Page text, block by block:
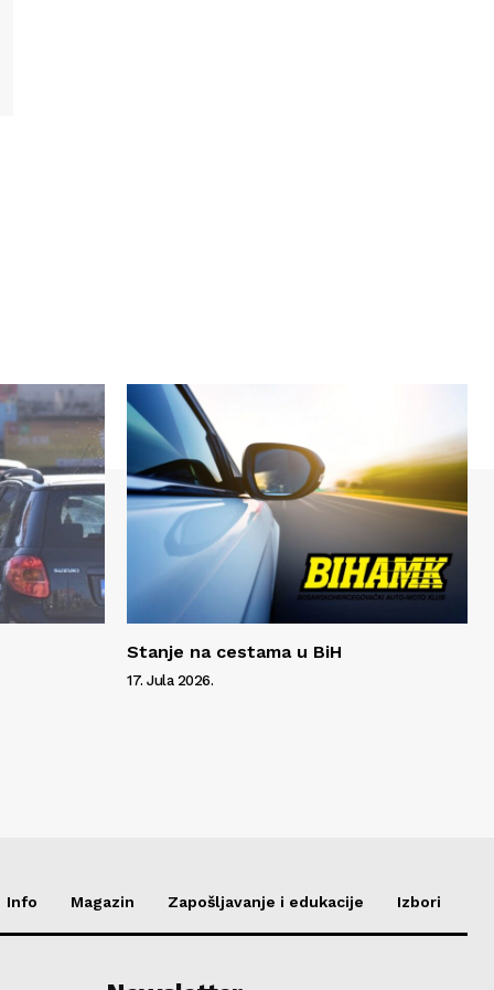
Stanje na cestama u BiH
17. Jula 2026.
Info Magazin Zapošljavanje i edukacije Izbori